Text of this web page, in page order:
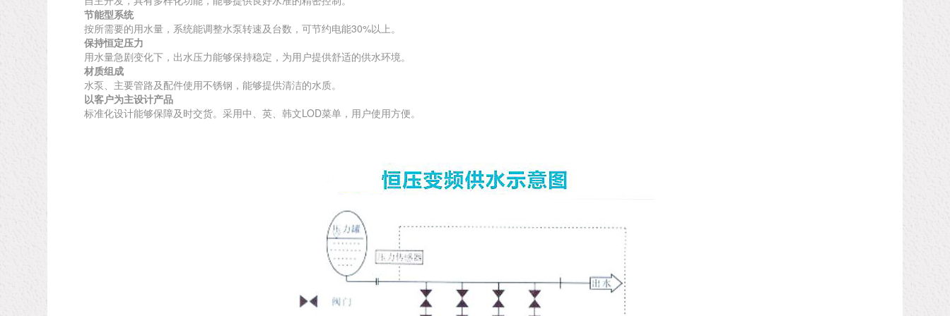
节能型系统
按所需要的用水量，系统能调整水泵转速及台数，可节约电能30%以上。
保持恒定压力
用水量急剧变化下，出水压力能够保持稳定，为用户提供舒适的供水环境。
材质组成
水泵、主要管路及配件使用不锈钢，能够提供清洁的水质。
以客户为主设计产品
标准化设计能够保障及时交货。采用中、英、韩文LOD菜单，用户使用方便。